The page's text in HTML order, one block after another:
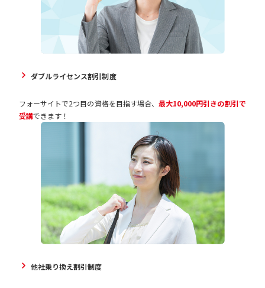
ダブルライセンス割引制度
フォーサイトで2つ目の資格を目指す場合、 最大10,000円引きの割引で
受講できます！
他社乗り換え割引制度